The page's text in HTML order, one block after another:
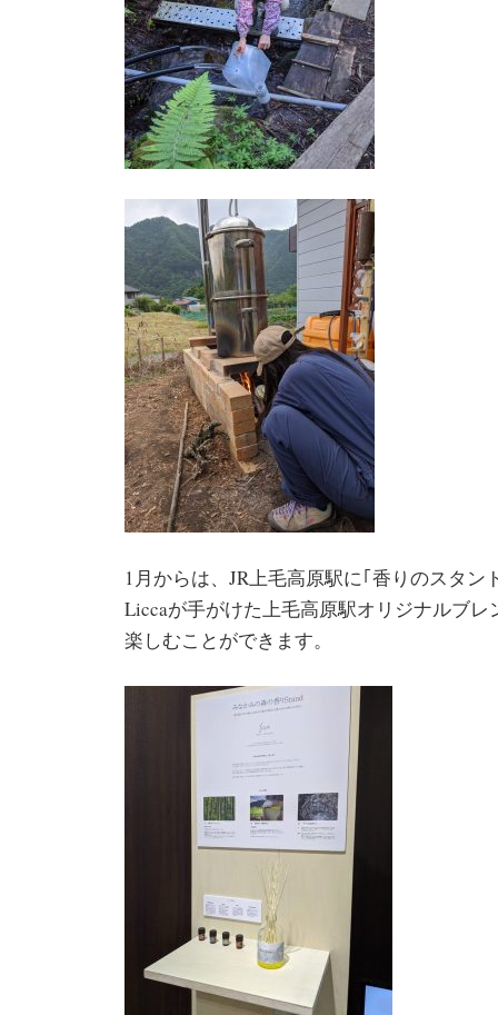
1月からは、JR上毛高原駅に｢香りのスタン
Liccaが手がけた上毛高原駅オリジナルブレ
楽しむことができます。